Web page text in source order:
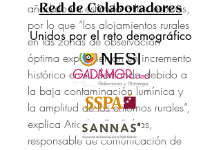
añadido un estímulo a las reservas,
por lo que “los alojamientos rurales
en las zonas de observación
óptima experimentan un incremento
histórico en su demanda debido a
la baja contaminación lumínica y
la amplitud de los entornos rurales”,
explica Ariadna De Salsas,
responsable de comunicación de
Red de Colaboradores
Unidos por el reto demográfico